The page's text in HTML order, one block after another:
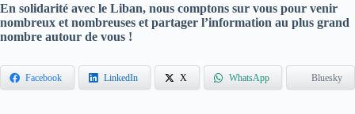
En solidarité avec le Liban, nous comptons sur vous pour venir
nombreux et nombreuses et partager l’information au plus grand
nombre autour de vous !
Facebook LinkedIn X WhatsApp Bluesky